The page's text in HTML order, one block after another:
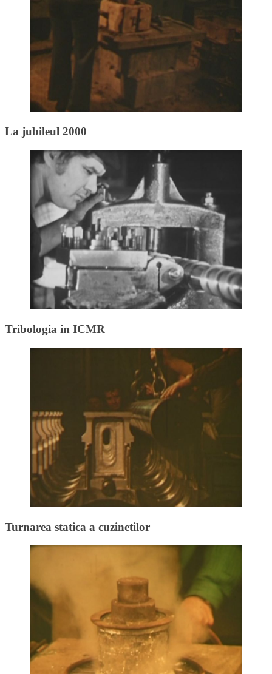
La jubileul 2000
Tribologia in ICMR
Turnarea statica a cuzinetilor